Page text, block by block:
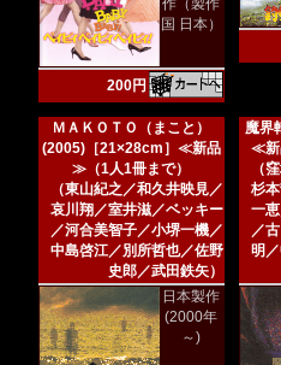
作（製作
国 日本）
200円
ＭＡＫＯＴＯ（まこと）
(2005)［21×28cm］≪新品
≫（1人1冊まで）
（東山紀之／和久井映見／
哀川翔／室井滋／ベッキー
／河合美智子／小堺一機／
中島啓江／別所哲也／佐野
史郎／武田鉄矢）
日本製作
(2000年
～)
魔界
≪新
（
杉
一
／
明